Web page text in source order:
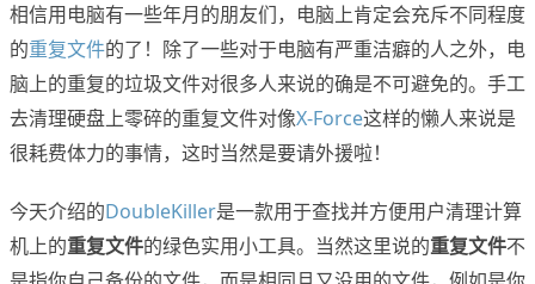
相信用电脑有一些年月的朋友们，电脑上肯定会充斥不同程度
的重复文件的了！除了一些对于电脑有严重洁癖的人之外，电
脑上的重复的垃圾文件对很多人来说的确是不可避免的。手工
去清理硬盘上零碎的重复文件对像X-Force这样的懒人来说是
很耗费体力的事情，这时当然是要请外援啦！
今天介绍的DoubleKiller是一款用于查找并方便用户清理计算
机上的重复文件的绿色实用小工具。当然这里说的重复文件不